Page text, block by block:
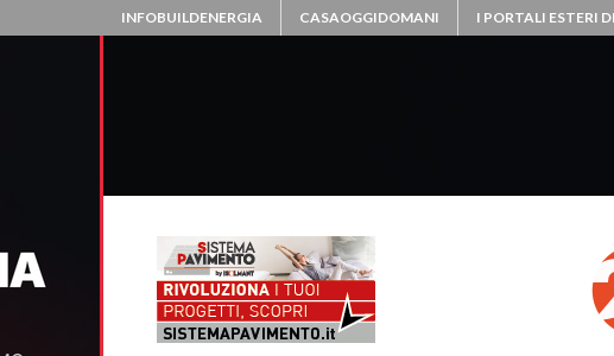
INFOBUILDENERGIA CASAOGGIDOMANI I PORTALI ESTERI